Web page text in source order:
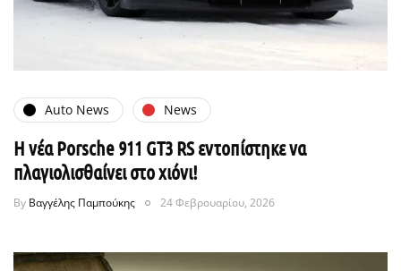
Auto News News
Η νέα Porsche 911 GT3 RS εντοπίστηκε να
πλαγιολισθαίνει στο χιόνι!
By Βαγγέλης Παμπούκης 24 Φεβρουαρίου, 2026